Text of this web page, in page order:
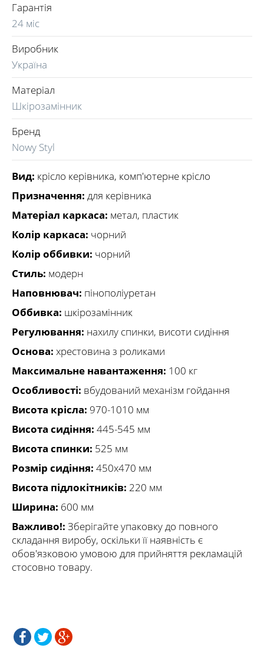
Гарантія
24 міс
Виробник
Україна
Матеріал
Шкірозамінник
Бренд
Nowy Styl
Вид: крісло керівника, комп'ютерне крісло
Призначення: для керівника
Матеріал каркаса: метал, пластик
Колір каркаса: чорний
Колір оббивки: чорний
Стиль: модерн
Наповнювач: пінополіуретан
Оббивка: шкірозамінник
Регулювання: нахилу спинки, висоти сидіння
Основа: хрестовина з роликами
Максимальне навантаження: 100 кг
Особливості: вбудований механізм гойдання
Висота крісла: 970-1010 мм
Висота сидіння: 445-545 мм
Висота спинки: 525 мм
Розмір сидіння: 450х470 мм
Висота підлокітників: 220 мм
Ширина: 600 мм
Важливо!: Зберігайте упаковку до повного
складання виробу, оскільки її наявність є
обов'язковою умовою для прийняття рекламацій
стосовно товару.